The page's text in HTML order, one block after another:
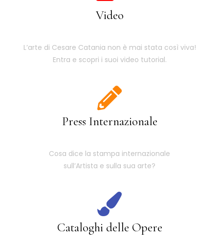
Video
L’arte di Cesare Catania non è mai stata così viva!
Entra e scopri i suoi video tutorial.
Press Internazionale
Cosa dice la stampa internazionale
sull’Artista e sulla sua arte?
Cataloghi delle Opere